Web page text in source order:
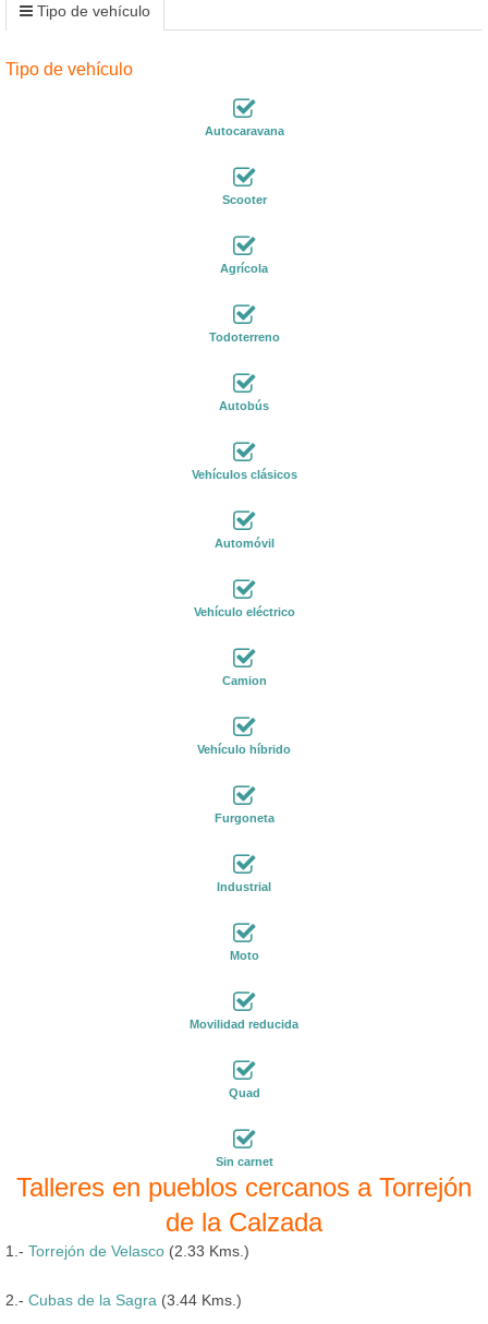
Tipo de vehículo
Tipo de vehículo
Autocaravana
Scooter
Agrícola
Todoterreno
Autobús
Vehículos clásicos
Automóvil
Vehículo eléctrico
Camion
Vehículo híbrido
Furgoneta
Industrial
Moto
Movilidad reducida
Quad
Sin carnet
Talleres en pueblos cercanos a Torrejón
de la Calzada
1.- Torrejón de Velasco (2.33 Kms.)
2.- Cubas de la Sagra (3.44 Kms.)